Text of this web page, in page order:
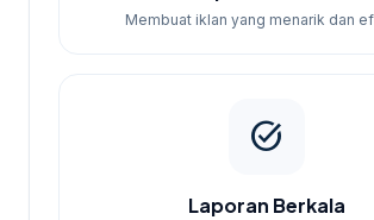
Membuat iklan yang menarik dan
task_alt
Laporan Berkala